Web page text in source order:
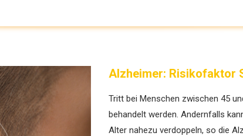
Alzheimer: Risikofaktor
Tritt bei Menschen zwischen 45
behandelt werden. Andernfalls
Alter nahezu ­verdoppeln, so die